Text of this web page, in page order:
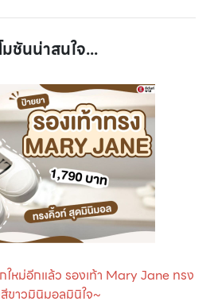
มชันน่าสนใจ...
หม่อีกแล้ว รองเท้า Mary Jane ทรง
ขาวมินิมอลมินิใจ~